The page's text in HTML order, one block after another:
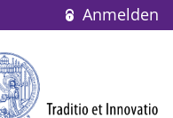
Anmelden